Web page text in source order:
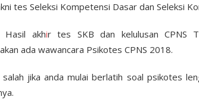
tes Seleksi Kompetensi Dasar dan Seleksi
Hasil akhir tes SKB dan kelulusan CPNS
ada wawancara Psikotes CPNS 2018.
salah jika anda mulai berlatih soal psikotes